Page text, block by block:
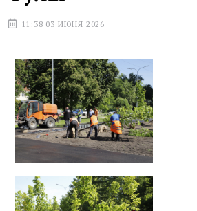
11:38 03 ИЮНЯ 2026